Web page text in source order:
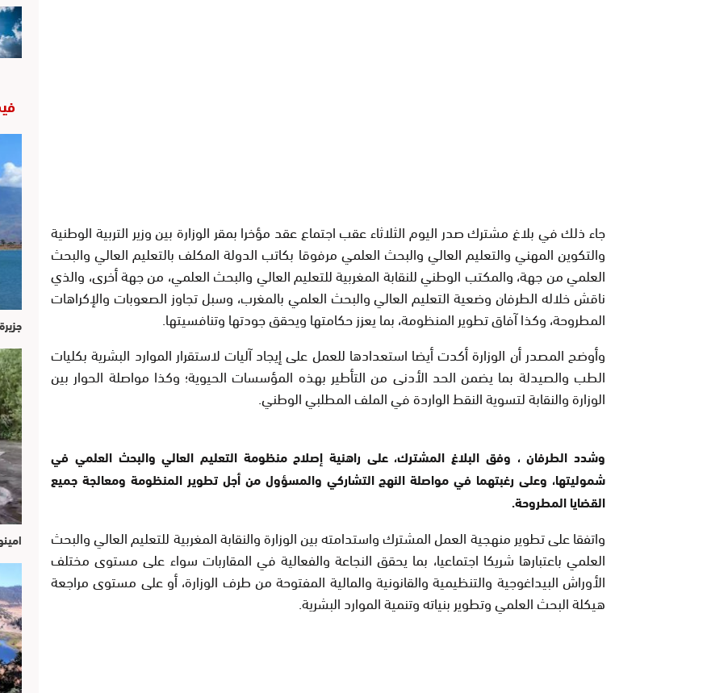
جاء ذلك في بلاغ مشترك صدر اليوم الثلاثاء عقب اجتماع عقد مؤخرا بمقر الوزارة بين وزير التربية الوطنية
والتكوين المهني والتعليم العالي والبحث العلمي مرفوقا بكاتب الدولة المكلف بالتعليم العالي والبحث
العلمي من جهة، والمكتب الوطني للنقابة المغربية للتعليم العالي والبحث العلمي، من جهة أخرى، والذي
ناقش خلاله الطرفان وضعية التعليم العالي والبحث العلمي بالمغرب، وسبل تجاوز الصعوبات والإكراهات
المطروحة، وكذا آفاق تطوير المنظومة، بما يعزز حكامتها ويحقق جودتها وتنافسيتها.
وأوضح المصدر أن الوزارة أكدت أيضا استعدادها للعمل على إيجاد آليات لاستقرار الموارد البشرية بكليات
الطب والصيدلة بما يضمن الحد الأدنى من التأطير بهذه المؤسسات الحيوية؛ وكذا مواصلة الحوار بين
الوزارة والنقابة لتسوية النقط الواردة في الملف المطلبي الوطني.
وشدد الطرفان ، وفق البلاغ المشترك، على راهنية إصلاح منظومة التعليم العالي والبحث العلمي في
شموليتها، وعلى رغبتهما في مواصلة النهج التشاركي والمسؤول من أجل تطوير المنظومة ومعالجة جميع
القضايا المطروحة.
واتفقا على تطوير منهجية العمل المشترك واستدامته بين الوزارة والنقابة المغربية للتعليم العالي والبحث
العلمي باعتبارها شريكا اجتماعيا، بما يحقق النجاعة والفعالية في المقاربات سواء على مستوى مختلف
الأوراش البيداغوجية والتنظيمية والقانونية والمالية المفتوحة من طرف الوزارة، أو على مستوى مراجعة
هيكلة البحث العلمي وتطوير بنياته وتنمية الموارد البشرية.